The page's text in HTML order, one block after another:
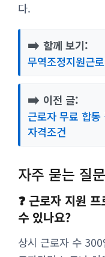
다.
➡️ 함께 보기:
무역조정지원근
➡️ 이전 글:
근로자 무료 합
자격조건
자주 묻는 질
❓ 근로자 지원
수 있나요?
상시 근로자 수